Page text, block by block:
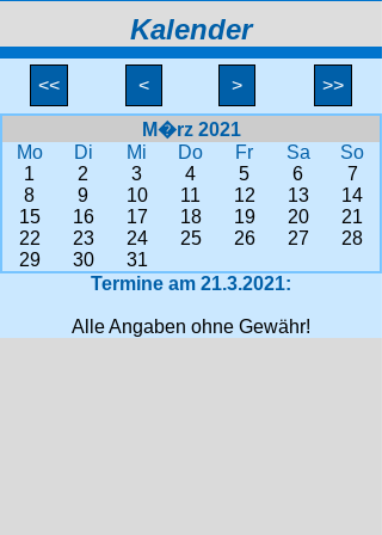
Kalender
<< < > >>
M�rz 2021
Mo
Di Mi Do Fr Sa
So
1
2 3 4 5 6
7
8
9 10 11 12 13
14
15
16 17 18 19 20
21
22
23 24 25 26 27
28
29
30
31
Termine am 21.3.2021:
Alle Angaben ohne Gewähr!